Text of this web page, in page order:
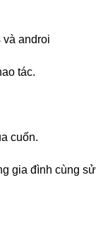
và androi
tác.
cuốn.
gia đình cùng sử